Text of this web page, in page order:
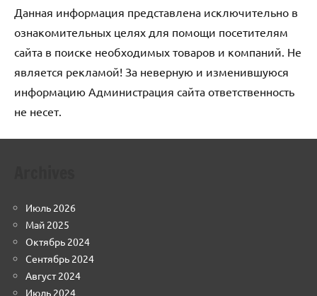
Данная информация представлена исключительно в
ознакомительных целях для помощи посетителям
сайта в поиске необходимых товаров и компаний. Не
является рекламой! За неверную и изменившуюся
информацию Администрация сайта ответственность
не несет.
Июль 2026
Май 2025
Октябрь 2024
Сентябрь 2024
Август 2024
Июль 2024